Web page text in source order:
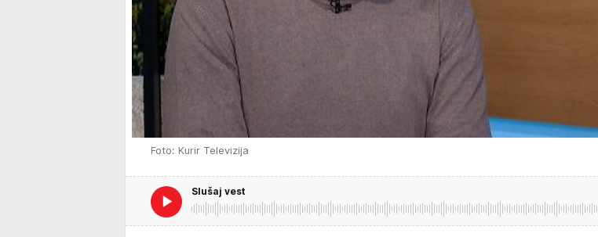
Foto: Kurir Televizija
Slušaj vest